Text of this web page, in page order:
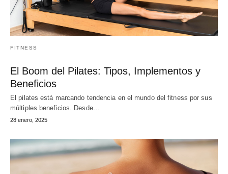
FITNESS
El Boom del Pilates: Tipos, Implementos y
Beneficios
El pilates está marcando tendencia en el mundo del fitness por sus
múltiples beneficios. Desde…
28 enero, 2025